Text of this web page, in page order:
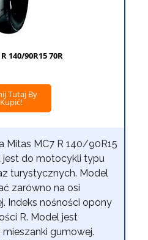
140/90R15 70R
Tutaj By
Kupić!
Mitas MC7 R 140/90R15
jest do motocykli typu
turystycznych. Model
zarówno na osi
Indeks nośności opony
R. Model jest
gumowej.